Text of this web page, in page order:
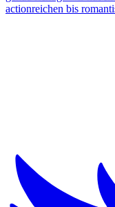
actionreichen bis